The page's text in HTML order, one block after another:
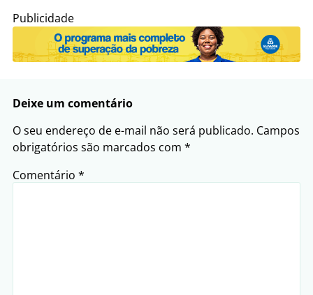
Publicidade
Deixe um comentário
O seu endereço de e-mail não será publicado. Campos
obrigatórios são marcados com *
Comentário *